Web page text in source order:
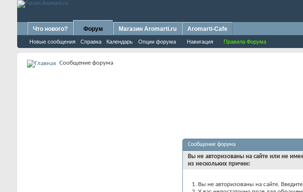
Что нового? Форум
Новые сообщения Справка Календарь Опции форума Навигация Правила Форума
Магазин Aromarti.ru Aromarti-Cafe
Сообщение форума
Сообщение форума
Вы не авторизованы на сайте или не
из нескольких причин:
Вы не авторизованы на сайте.